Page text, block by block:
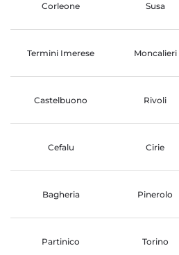
Corleone Susa
Termini Imerese Moncalieri
Castelbuono Rivoli
Cefalu Cirie
Bagheria Pinerolo
Partinico Torino